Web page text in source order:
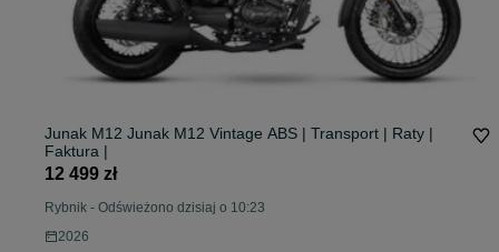
Junak M12 Junak M12 Vintage ABS | Transport | Raty |
Faktura |
12 499 zł
Rybnik - Odświeżono dzisiaj o 10:23
2026